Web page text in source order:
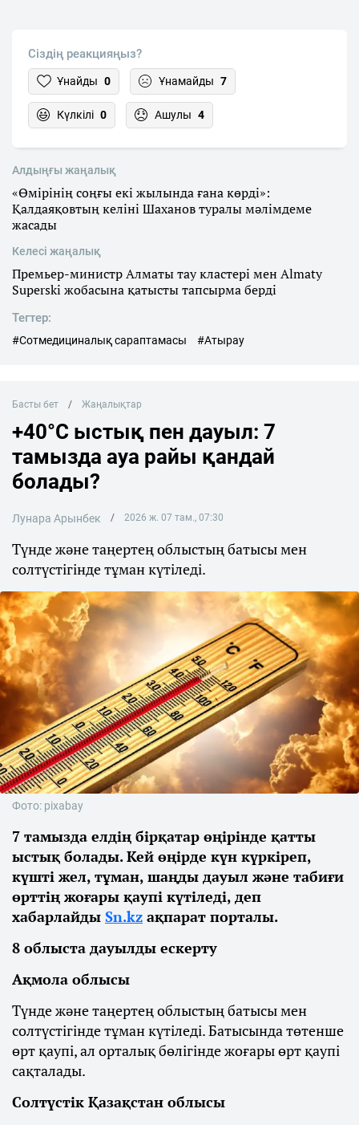
Сіздің реакцияңыз?
Ұнайды 0 Ұнамайды 7
Күлкілі 0 Ашулы 4
Алдыңғы жаңалық
«Өмірінің соңғы екі жылында ғана көрді»:
Қалдаяқовтың келіні Шаханов туралы мәлімдеме
жасады
Келесі жаңалық
Премьер-министр Алматы тау кластері мен Almaty
Superski жобасына қатысты тапсырма берді
Тегтер:
#Сотмедициналық сараптамасы #Атырау
Басты бет Жаңалықтар
+40°C ыстық пен дауыл: 7
тамызда ауа райы қандай
болады?
Лунара Арынбек 2026 ж. 07 там., 07:30
Түнде және таңертең облыстың батысы мен
солтүстігінде тұман күтіледі.
Фото: pixabay
7 тамызда елдің бірқатар өңірінде қатты
ыстық болады. Кей өңірде күн күркіреп,
күшті жел, тұман, шаңды дауыл және табиғи
өрттің жоғары қаупі күтіледі, деп
хабарлайды Sn.kz ақпарат порталы.
8 облыста дауылды ескерту
Ақмола облысы
Түнде және таңертең облыстың батысы мен
солтүстігінде тұман күтіледі. Батысында төтенше
өрт қаупі, ал орталық бөлігінде жоғары өрт қаупі
сақталады.
Солтүстік Қазақстан облысы